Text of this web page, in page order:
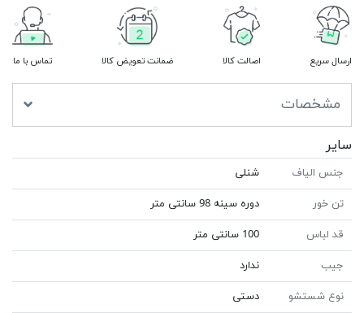
ارسال سریع اصالت کالا ضمانت تعویض کالا تماس با ما
مشخصات
سایر
جنس الیاف شنلی
تن خور دوره سینه 98 سانتی متر
قد لباس 100 سانتی متر
جیب ندارد
نوع شستشو دستی